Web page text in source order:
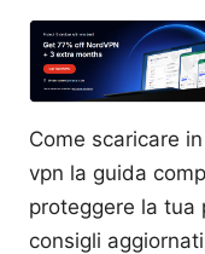
Come scaricare
vpn la guida
proteggere la tua
consigli